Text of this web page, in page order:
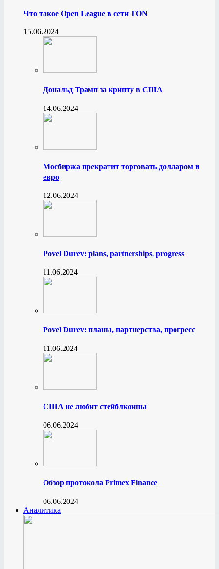
Что такое Open League в сети TON
15.06.2024
Дональд Трамп за крипту в США
14.06.2024
Мосбиржа прекратит торговать долларом и
евро
12.06.2024
Povel Durev: plans, partnerships, progress
11.06.2024
Povel Durev: планы, партнерства, прогресс
11.06.2024
США не любит стейблкоины
06.06.2024
Обзор протокола Primex Finance
06.06.2024
Аналитика